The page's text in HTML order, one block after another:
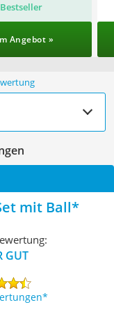
Bestseller
Angebot »
mit Ball
GUT